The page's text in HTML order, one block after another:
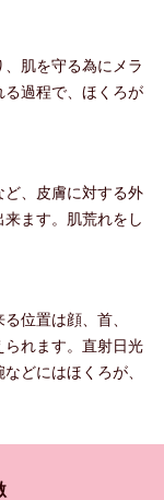
、肌を守る為にメラ
る過程で、ほくろが
ど、皮膚に対する外
ます。肌荒れをし
位置は顔、首、
られます。直射日光
どにはほくろが、